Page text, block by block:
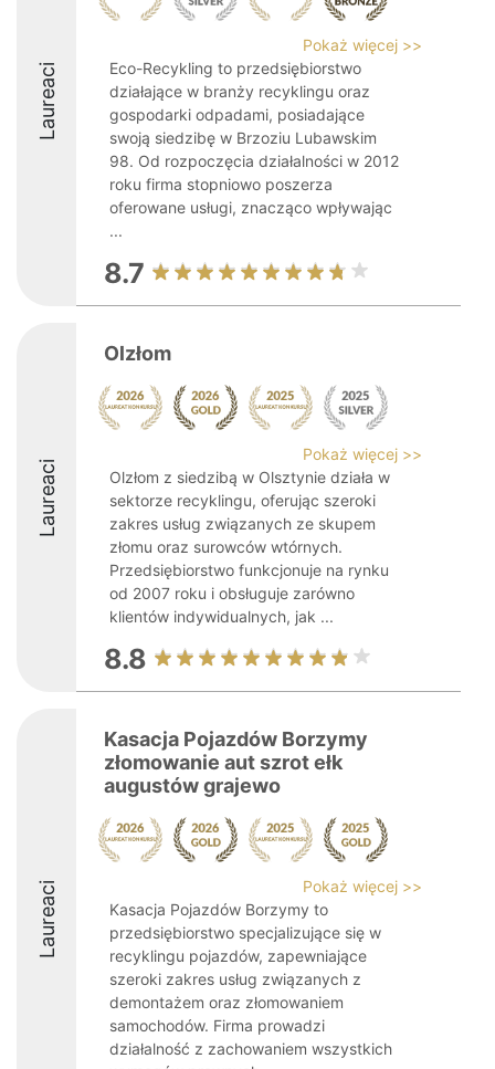
Laureaci
Pokaż więcej >>
Eco-Recykling to przedsiębiorstwo
działające w branży recyklingu oraz
gospodarki odpadami, posiadające
swoją siedzibę w Brzoziu Lubawskim
98. Od rozpoczęcia działalności w 2012
roku firma stopniowo poszerza
oferowane usługi, znacząco wpływając
...
8.7
Laureaci
Olzłom
Pokaż więcej >>
Olzłom z siedzibą w Olsztynie działa w
sektorze recyklingu, oferując szeroki
zakres usług związanych ze skupem
złomu oraz surowców wtórnych.
Przedsiębiorstwo funkcjonuje na rynku
od 2007 roku i obsługuje zarówno
klientów indywidualnych, jak ...
8.8
Laureaci
Kasacja Pojazdów Borzymy
złomowanie aut szrot ełk
augustów grajewo
Pokaż więcej >>
Kasacja Pojazdów Borzymy to
przedsiębiorstwo specjalizujące się w
recyklingu pojazdów, zapewniające
szeroki zakres usług związanych z
demontażem oraz złomowaniem
samochodów. Firma prowadzi
działalność z zachowaniem wszystkich